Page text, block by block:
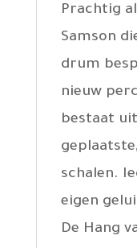
Prachtig
Samson
drum
nieuw
bestaat
schalen.
eigen
De Hang